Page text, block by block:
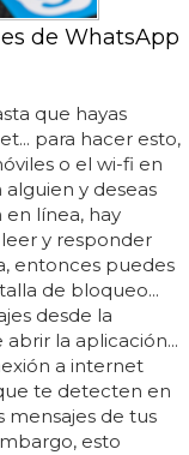
de WhatsApp
que hayas
para hacer esto,
o el wi-fi en
y deseas
línea, hay
leer y responder
entonces puedes
de bloqueo...
desde la
la aplicación...
a internet
te detecten en
mensajes de tus
esto